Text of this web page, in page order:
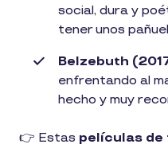
social, dura y
tener unos
Belzebuth
enfrentando al
hecho y muy
👉 Estas películas